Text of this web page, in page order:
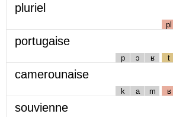
pluriel
pl
portugaise
p ɔ ʁ t
camerounaise
k a m ʁ
souvienne